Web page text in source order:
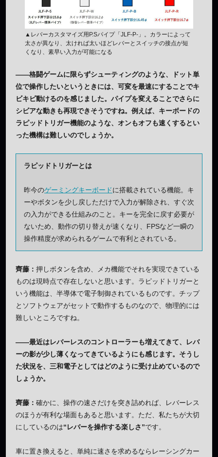
▲レバーカスタマイズ用P.Sパイプ「JLF-P-」。カラーによって
太さが異なり、太ければ太いほどレバーとスイッチの接点が短
くなり、素早い入力が可能になる
——格闘ゲームに限らずシューティングのような、ドット単
位で操作したいというときには、可変を最速にすることでキ
ビキビ動けるのを感じました。パイプを変えることでさらに
シビアな動きも再現できそうですね。例えば、キーボードの
ラピッドトリガー機能のような、オンもオフも速くするとい
った機構は難しいのでしょうか。
ラピッドトリガーとは
昨今のゲーミングキーボードに搭載されている機能。キ
ーやボタンを少し戻しただけで入力が解除され、すぐ次
の入力ができる仕組みのこと。キーを完全に戻す必要が
ないため、動作の切り替えが速くなり、FPSなど一瞬の
操作精度が求められるゲームで有利とされている。
齊藤： 押しボタンを含め、メカ機能でそれを実現できている
ものは現時点で存在しないと思います。ラピッドトリガーと
いう機能は、半導体で電子制御されているものです。チップ
とソフトウェアがセットで動作するものなので、物理的には
難しいところですね。
——最近はレバーレスのコントローラーも増えてきて、レバ
ーの影が少し薄くなってきているようにも感じます。そうし
た状況を、三和電子としてはどのように受け止めているので
しょうか。
齊藤： 確かに、操作の速さだけを突き詰めれば、レバーレス
のほうが有利な場面もあると思います。ただ、私たちが大切
にしているのは“レバーを操作する楽しさ”です。
車に置き換えると、単純に速さを求めるならレーシングカー